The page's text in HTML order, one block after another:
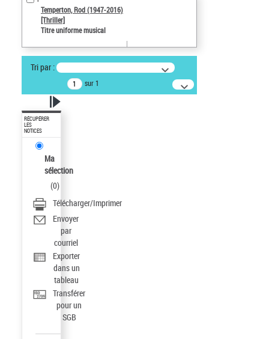
Temperton, Rod (1947-2016)
[Thriller]
Titre uniforme musical
Tri par :
sur 1
RÉCUPÉRER
LES
NOTICES
Ma
sélection
(0)
Télécharger/Imprimer
Envoyer
par
courriel
Exporter
dans un
tableau
Transférer
pour un
SGB